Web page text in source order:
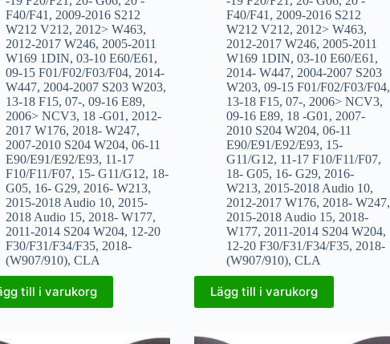
F40/F41 , 2009-2016 S212
W212 V212, 2012> W463,
2012-2017 W246, 2005-2011
W169 1DIN, 03-10 E60/E61 ,
09-15 F01/F02/F03/F04, 2014-
W447, 2004-2007 S203 W203,
13-18 F15, 07-, 09-16 E89,
2006> NCV3, 18 -G01 , 2012-
2017 W176, 2018- W247,
2007-2010 S204 W204, 06-11
E90/E91/E92/E93, 11-17
F10/F11/F07, 15- G11/G12, 18-
G05, 16- G29, 2016- W213,
2015-2018 Audio 10, 2015-
2018 Audio 15, 2018- W177,
2011-2014 S204 W204, 12-20
F30/F31/F34/F35, 2018-
(W907/910), CLA
till i varukorg
F40/F41 , 2009-2016 S212
W212 V212, 2012> W463,
2012-2017 W246, 2005-2011
W169 1DIN, 03-10 E60/E61 ,
2014- W447, 2004-2007 S203
W203, 09-15 F01/F02/F03/F04,
13-18 F15, 07-, 2006> NCV3,
09-16 E89, 18 -G01 , 2007-
2010 S204 W204, 06-11
E90/E91/E92/E93, 15-
G11/G12, 11-17 F10/F11/F07,
18- G05, 16- G29, 2016-
W213, 2015-2018 Audio 10,
2012-2017 W176, 2018- W247,
2015-2018 Audio 15, 2018-
W177, 2011-2014 S204 W204,
12-20 F30/F31/F34/F35, 2018-
(W907/910), CLA
Lägg till i varukorg